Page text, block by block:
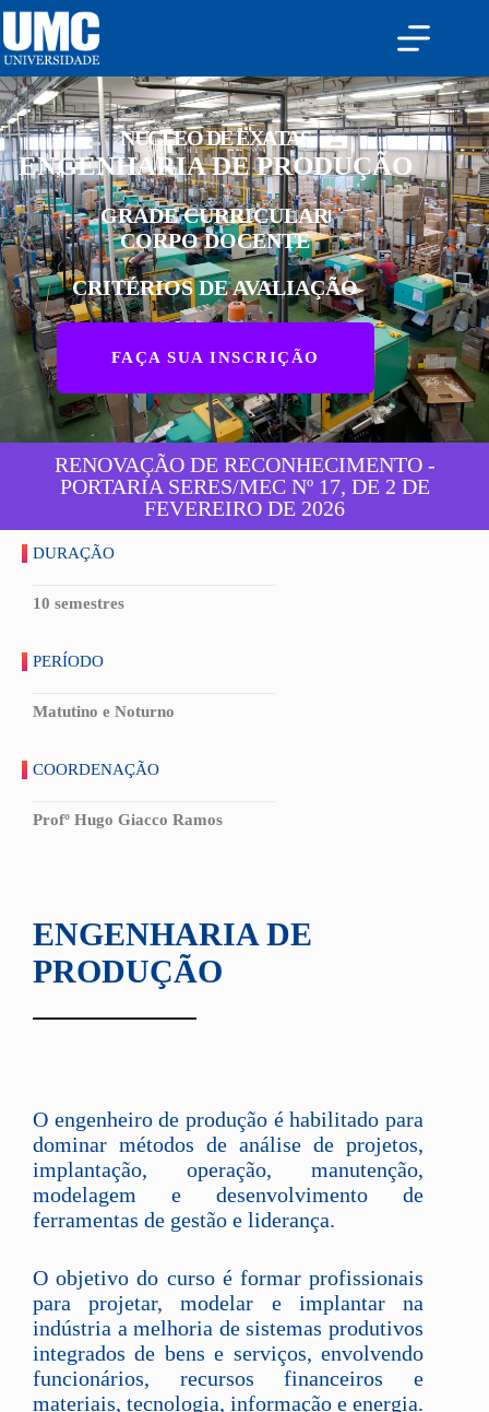
NÚCLEO DE EXATAS
ENGENHARIA DE PRODUÇÃO
GRADE CURRICULAR
CORPO DOCENTE
CRITÉRIOS DE AVALIAÇÃO
FAÇA SUA INSCRIÇÃO
RENOVAÇÃO DE RECONHECIMENTO -
PORTARIA SERES/MEC Nº 17, DE 2 DE
FEVEREIRO DE 2026
DURAÇÃO
10 semestres
PERÍODO
Matutino e Noturno
COORDENAÇÃO
Profº Hugo Giacco Ramos
ENGENHARIA DE
PRODUÇÃO
O engenheiro de produção é habilitado para
dominar métodos de análise de projetos,
implantação, operação, manutenção,
modelagem e desenvolvimento de
ferramentas de gestão e liderança.
O objetivo do curso é formar profissionais
para projetar, modelar e implantar na
indústria a melhoria de sistemas produtivos
integrados de bens e serviços, envolvendo
funcionários, recursos financeiros e
materiais, tecnologia, informação e energia.